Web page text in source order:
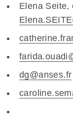
Elena Seite,
dg@anses.fr